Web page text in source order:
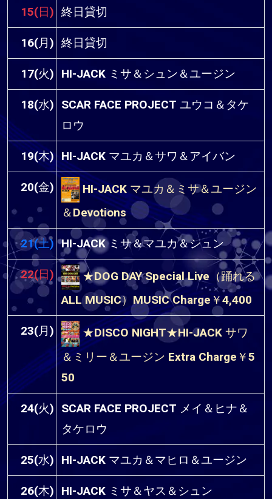
15(日) 終日貸切
16(月) 終日貸切
17(火) HI-JACK ミサ＆シュン＆ユージン
18(水) SCAR FACE PROJECT ユウコ＆タケ
ロウ
19(木) HI-JACK マユカ＆サワ＆アイバン
20(金)
HI-JACK マユカ＆ミサ＆ユージン
＆Devotions
21(土) HI-JACK ミサ＆マユカ＆シュン
22(日)
★DOG DAY Special Live（踊れる
ALL MUSIC）MUSIC Charge￥4,400
23(月)
★DISCO NIGHT★HI-JACK サワ
＆ミリー＆ユージン Extra Charge￥5
50
24(火) SCAR FACE PROJECT メイ＆ヒナ＆
タケロウ
25(水) HI-JACK マユカ＆マヒロ＆ユージン
26(木) HI-JACK ミサ＆ヤス＆シュン